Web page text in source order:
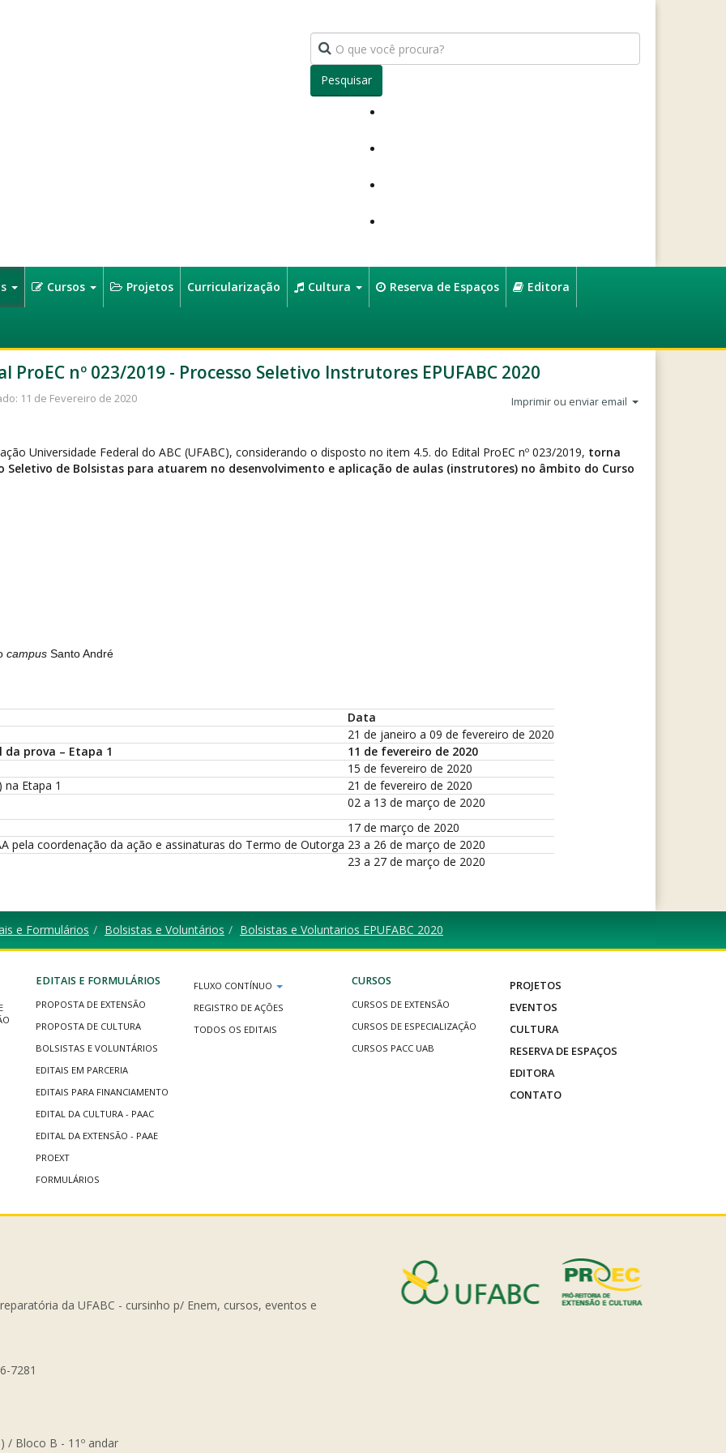
Pesquisar
Cursos Projetos Curricularização Cultura Reserva de Espaços Editora
nº 023/2019 - Processo Seletivo Instrutores EPUFABC 2020
Imprimir ou enviar email
11 de Fevereiro de 2020
Universidade Federal do ABC (UFABC), considerando o disposto no item 4.5. do Edital ProEC nº 023/2019, torna
Seletivo de Bolsistas para atuarem no desenvolvimento e aplicação de aulas (instrutores) no âmbito do Curso
campus Santo André
Data
21 de janeiro a 09 de fevereiro de 2020
da prova – Etapa 1
11 de fevereiro de 2020
15 de fevereiro de 2020
na Etapa 1
21 de fevereiro de 2020
02 a 13 de março de 2020
17 de março de 2020
pela coordenação da ação e assinaturas do Termo de Outorga 23 a 26 de março de 2020
23 a 27 de março de 2020
e Formulários Bolsistas e Voluntários Bolsistas e Voluntarios EPUFABC 2020
EDITAIS E FORMULÁRIOS
PROPOSTA DE EXTENSÃO
PROPOSTA DE CULTURA
BOLSISTAS E VOLUNTÁRIOS
EDITAIS EM PARCERIA
EDITAIS PARA FINANCIAMENTO
EDITAL DA CULTURA - PAAC
EDITAL DA EXTENSÃO - PAAE
PROEXT
FORMULÁRIOS
FLUXO CONTÍNUO
REGISTRO DE AÇÕES
TODOS OS EDITAIS
CURSOS
CURSOS DE EXTENSÃO
CURSOS DE ESPECIALIZAÇÃO
CURSOS PACC UAB
PROJETOS
EVENTOS
CULTURA
RESERVA DE ESPAÇOS
EDITORA
CONTATO
da UFABC - cursinho p/ Enem, cursos, eventos e
7281
/ Bloco B - 11º andar